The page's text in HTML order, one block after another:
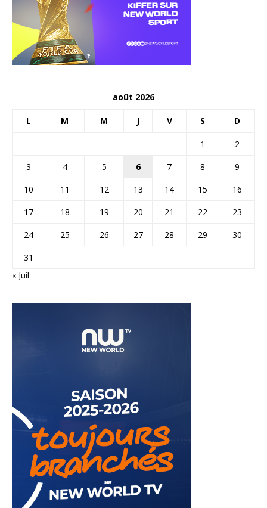
août 2026
L M M J V S D
1
2
3
4 5 6 7 8
9
10
11 12 13 14 15
16
17
18 19 20 21 22
23
24
25 26 27 28 29
30
31
« Juil